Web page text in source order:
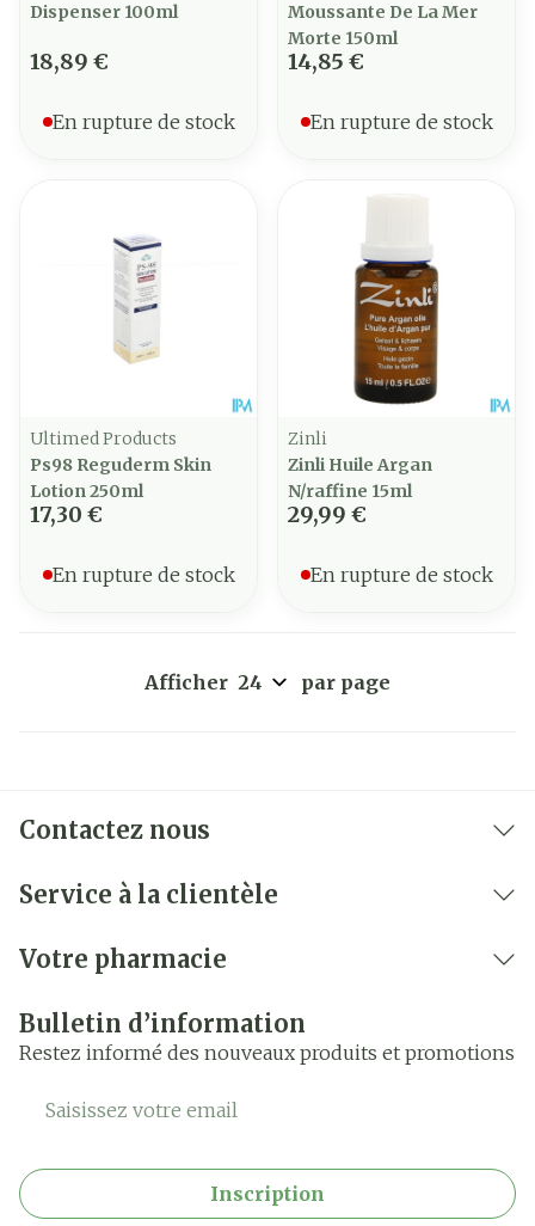
Dispenser 100ml
18,89 €
En rupture de stock
Moussante De La Mer
Morte 150ml
14,85 €
En rupture de stock
Ultimed Products
Ps98 Reguderm Skin
Lotion 250ml
17,30 €
En rupture de stock
Zinli
Zinli Huile Argan
N/raffine 15ml
29,99 €
En rupture de stock
Afficher par page
Contactez nous
Service à la clientèle
Votre pharmacie
Bulletin d’information
Restez informé des nouveaux produits et promotions
Adresse mail
Inscription